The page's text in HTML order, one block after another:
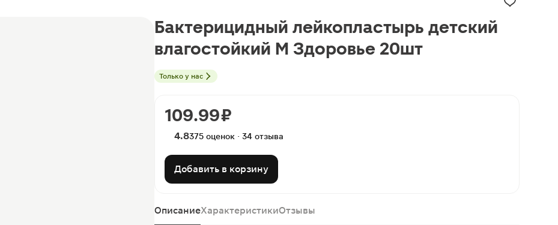
Только у нас
Бактерицидный лейкопластырь детский
влагостойкий М Здоровье 20шт
109.99 ₽
4.8375 оценок · 34 отзыва
Добавить в корзину
ОписаниеХарактеристикиОтзывы